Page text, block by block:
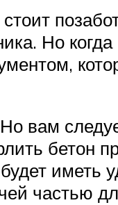
Но
вам
бетон
иметь
частью